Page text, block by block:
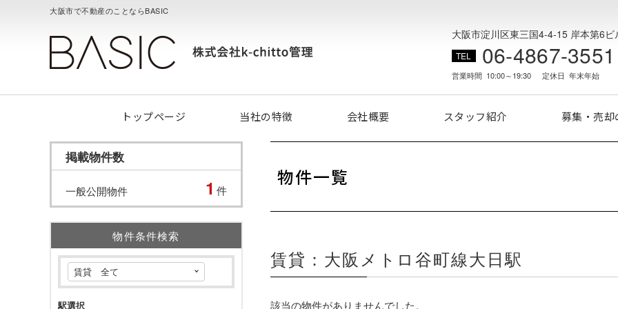
大阪市で不動産のことならBASIC
大阪市淀川区東三国4-4-15 岸本第6ビ
06-4867-3551
営業時間 10:00～19:30 定休日 年末年始
トップページ 当社の特徴 会社概要 スタッフ紹介 募集・売
物件一覧
賃貸：大阪メトロ谷町線大日駅
該当の物件がありませんでした。
掲載物件数
一般公開物件 1 件
物件条件検索
駅選択